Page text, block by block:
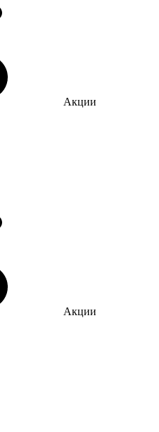
Акции
Акции